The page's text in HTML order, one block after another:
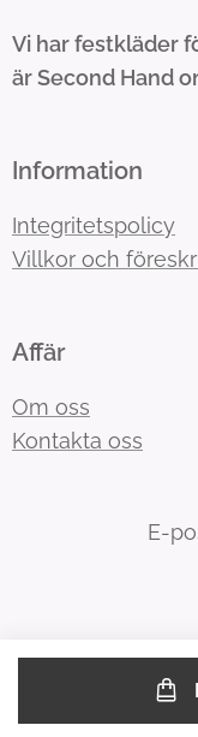
Vi har festkläder
är Second Hand
Information
Integritetspolicy
Villkor och
Affär
Om oss
Kontakta oss
E-